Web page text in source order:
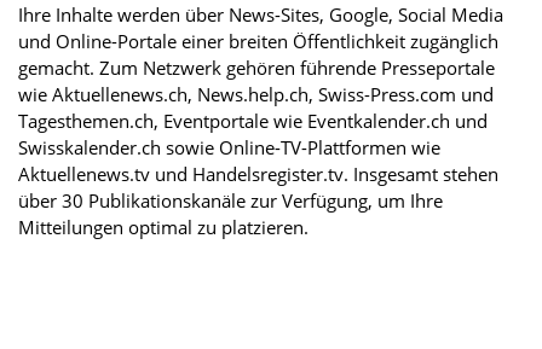
Ihre Inhalte werden über News-Sites, Google, Social Media
und Online-Portale einer breiten Öffentlichkeit zugänglich
gemacht. Zum Netzwerk gehören führende Presseportale
wie Aktuellenews.ch, News.help.ch, Swiss-Press.com und
Tagesthemen.ch, Eventportale wie Eventkalender.ch und
Swisskalender.ch sowie Online-TV-Plattformen wie
Aktuellenews.tv und Handelsregister.tv. Insgesamt stehen
über 30 Publikationskanäle zur Verfügung, um Ihre
Mitteilungen optimal zu platzieren.